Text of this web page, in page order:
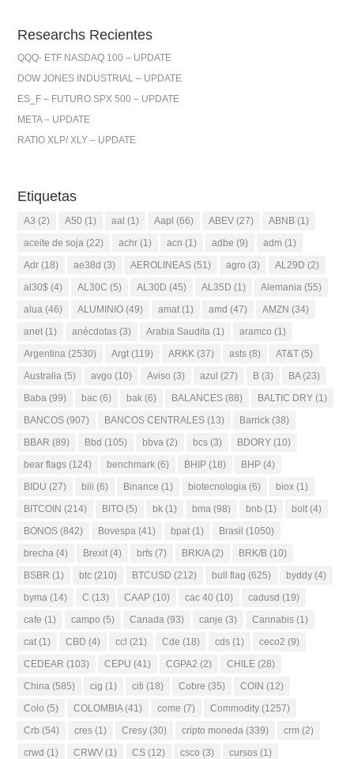
Researchs Recientes
QQQ- ETF NASDAQ 100 – UPDATE
DOW JONES INDUSTRIAL – UPDATE
ES_F – FUTURO SPX 500 – UPDATE
META – UPDATE
RATIO XLP/ XLY – UPDATE
Etiquetas
A3 (2) A50 (1) aal (1) Aapl (66) ABEV (27) ABNB (1)
aceite de soja (22) achr (1) acn (1) adbe (9) adm (1)
Adr (18) ae38d (3) AEROLINEAS (51) agro (3) AL29D (2)
al30$ (4) AL30C (5) AL30D (45) AL35D (1) Alemania (55)
alua (46) ALUMINIO (49) amat (1) amd (47) AMZN (34)
anet (1) anécdotas (3) Arabia Saudita (1) aramco (1)
Argentina (2530) Argt (119) ARKK (37) asts (8) AT&T (5)
Australia (5) avgo (10) Aviso (3) azul (27) B (3) BA(23)
Baba (99) bac (6) bak (6) BALANCES (88) BALTIC DRY (1)
BANCOS (907) BANCOS CENTRALES (13) Barrick (38)
BBAR (89) Bbd (105) bbva (2) bcs (3) BDORY (10)
bear flags (124) benchmark (6) BHIP (18) BHP (4)
BIDU (27) bili (6) Binance (1) biotecnologia (6) biox (1)
BITCOIN (214) BITO (5) bk (1) bma (98) bnb (1) bolt (4)
BONOS (842) Bovespa (41) bpat (1) Brasil (1050)
brecha (4) Brexit (4) brfs (7) BRK/A(2) BRK/B (10)
BSBR (1) btc (210) BTCUSD (212) bull flag (625) byddy (4)
byma (14) C (13) CAAP (10) cac 40 (10) cadusd (19)
cafe (1) campo (5) Canada (93) canje (3) Cannabis (1)
cat (1) CBD (4) ccl (21) Cde (18) cds (1) ceco2 (9)
CEDEAR (103) CEPU (41) CGPA2 (2) CHILE (28)
China (585) cig (1) citi (18) Cobre (35) COIN (12)
Colo (5) COLOMBIA(41) come (7) Commodity (1257)
Crb (54) cres (1) Cresy (30) cripto moneda (339) crm (2)
crwd (1) CRWV (1) CS (12) csco (3) cursos (1)